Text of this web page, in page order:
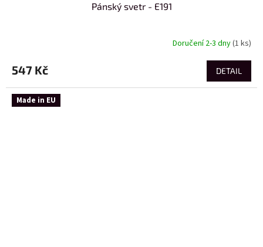
Pánský svetr - E191
Doručení 2-3 dny(1 ks)
547 Kč DETAIL
Made in EU